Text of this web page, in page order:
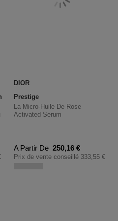
Night Concentrate Serum
DIOR
Prestige
La Micro-Huile De Rose
Activated Serum
A Partir De Prix promotionnel
250,16 €
Prix de vente conseillé 333,55 €